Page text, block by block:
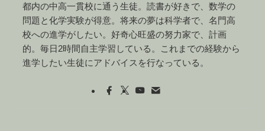
都内の中高一貫校に通う生徒。読書が好きで、数学の
問題と化学実験が得意。将来の夢は科学者で、名門高
校への進学がしたい。好奇心旺盛の努力家で、計画
的。毎日2時間自主学習している。これまでの経験から
進学したい生徒にアドバイスを行なっている。